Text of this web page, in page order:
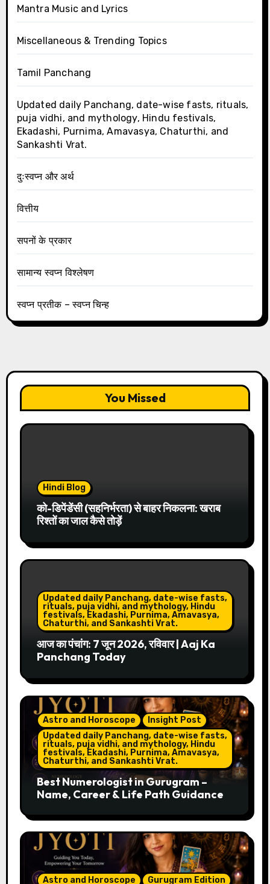
Mantra Music and Lyrics
Miscellaneous & Trending Topics
Tamil Panchang
Updated daily Panchang, date-wise fasts, rituals,
puja vidhi, and mythology, Hindu festivals,
Ekadashi, Purnima, Amavasya, Chaturthi, and
Sankashti Vrat.
दुःस्वप्न और अर्थ
वित्तीय
सपनों के प्रकार
सामान्य स्वप्न विश्लेषण
स्वप्न प्रतीक – स्वप्न चिन्ह
You Missed
Hindi Blog
को-डिपेंडेंसी (सहनिर्भरता) से बाहर निकलना: खराब
रिश्तों का जाल कैसे तोड़ें
Updated daily Panchang, date-wise fasts,
rituals, puja vidhi, and mythology, Hindu
festivals, Ekadashi, Purnima, Amavasya,
Chaturthi, and Sankashti Vrat.
आज का पंचांग: 7 जून 2026, रविवार | Aaj Ka
Panchang Today
Astro and Horoscope
Insight Post
Updated daily Panchang, date-wise fasts,
rituals, puja vidhi, and mythology, Hindu
festivals, Ekadashi, Purnima, Amavasya,
Chaturthi, and Sankashti Vrat.
Best Numerologist in Gurugram –
Name, Career & Life Path Guidance
Astro and Horoscope Gurugram Edition